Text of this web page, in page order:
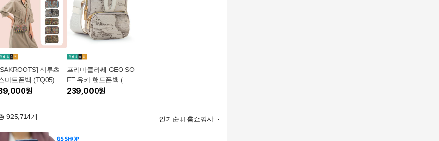
삭루츠
마트폰백 (TQ05)
원
프리마클라쎄 GEO SO
FT 유카 핸드폰백 (실
버그레이) L PQ03
239,000원
925,714개 인기순 홈쇼핑사